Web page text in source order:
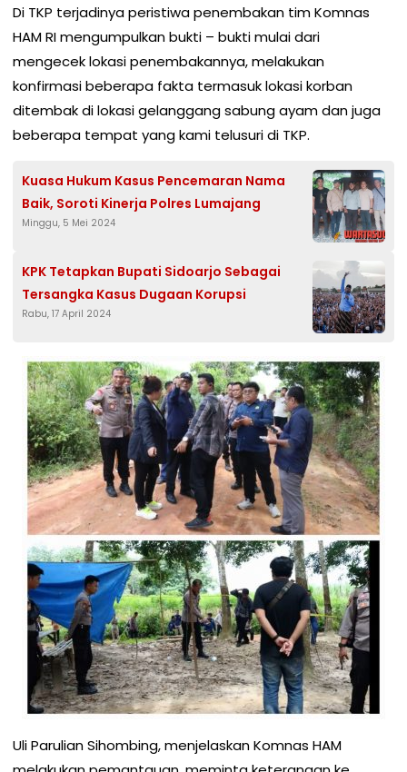
Di TKP terjadinya peristiwa penembakan tim Komnas
HAM RI mengumpulkan bukti – bukti mulai dari
mengecek lokasi penembakannya, melakukan
konfirmasi beberapa fakta termasuk lokasi korban
ditembak di lokasi gelanggang sabung ayam dan juga
beberapa tempat yang kami telusuri di TKP.
Kuasa Hukum Kasus Pencemaran Nama
Baik, Soroti Kinerja Polres Lumajang
Minggu, 5 Mei 2024
KPK Tetapkan Bupati Sidoarjo Sebagai
Tersangka Kasus Dugaan Korupsi
Rabu, 17 April 2024
Uli Parulian Sihombing, menjelaskan Komnas HAM